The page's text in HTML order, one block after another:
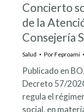
Concierto
de la
Consejería
Salud PorFeproami
Publicado en
Decreto 57/
regula el
social, en